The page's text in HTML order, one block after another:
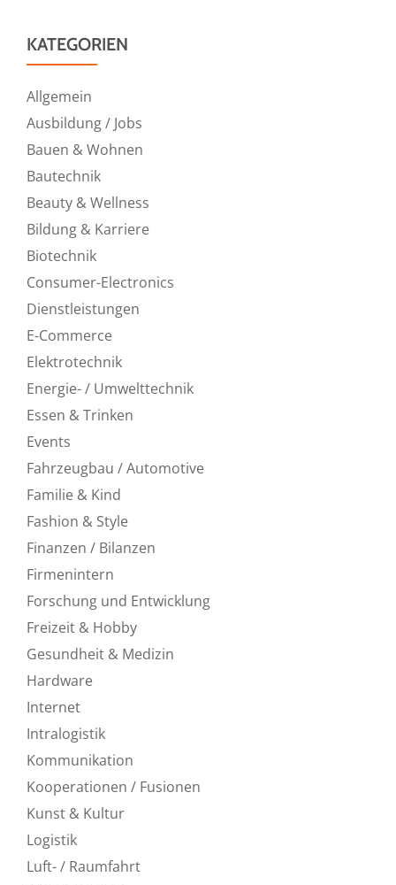
KATEGORIEN
Allgemein
Ausbildung / Jobs
Bauen & Wohnen
Bautechnik
Beauty & Wellness
Bildung & Karriere
Biotechnik
Consumer-Electronics
Dienstleistungen
E-Commerce
Elektrotechnik
Energie- / Umwelttechnik
Essen & Trinken
Events
Fahrzeugbau / Automotive
Familie & Kind
Fashion & Style
Finanzen / Bilanzen
Firmenintern
Forschung und Entwicklung
Freizeit & Hobby
Gesundheit & Medizin
Hardware
Internet
Intralogistik
Kommunikation
Kooperationen / Fusionen
Kunst & Kultur
Logistik
Luft- / Raumfahrt